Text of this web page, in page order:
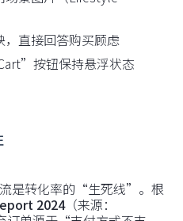
直接回答购买顾虑
按钮保持悬浮状态
是转化率的“生死线”。根
2024（来源：